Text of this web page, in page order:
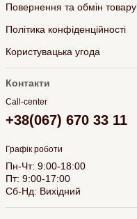
Повернення та обмін товару
Політика конфіденційності
Користувацька угода
Контакти
Call-center
+38(067) 670 33 11
Графік роботи
Пн-Чт: 9:00-18:00
Пт: 9:00-17:00
Сб-Нд: Вихідний